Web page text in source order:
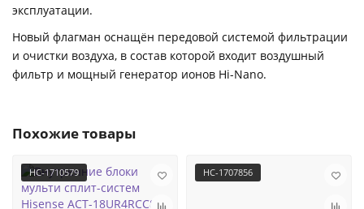
эксплуатации.
Новый флагман оснащён передовой системой фильтрации
и очистки воздуха, в состав которой входит воздушный
фильтр и мощный генератор ионов Hi-Nano.
Похожие товары
НС-1710579 НС-1707856